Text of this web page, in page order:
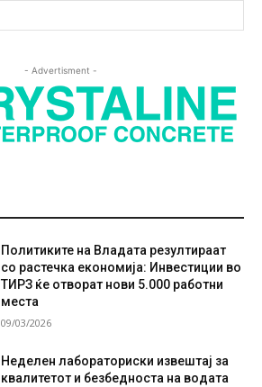
- Advertisment -
Политиките на Владата резултираат
со растечка економија: Инвестиции во
ТИРЗ ќе отворат нови 5.000 работни
места
09/03/2026
Неделен лабораториски извештај за
квалитетот и безбедноста на водата